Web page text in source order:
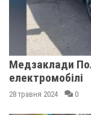
Медзаклади
електромобілі
28 травня 2024 0